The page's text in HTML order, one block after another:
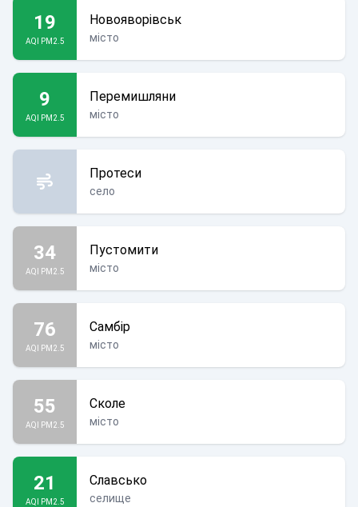
19
AQI PM2.5
Новояворівськ
місто
9
AQI PM2.5
Перемишляни
місто
Протеси
село
34
AQI PM2.5
Пустомити
місто
76
AQI PM2.5
Самбір
місто
55
AQI PM2.5
Сколе
місто
21
AQI PM2.5
Славсько
селище